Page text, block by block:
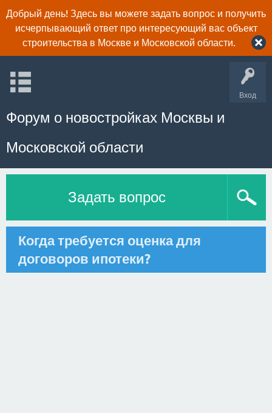
Добрый день! Здесь вы можете задать вопрос и получить
исчерпывающий ответ про интересующий вас объект
строительства в Москве и Московской области.
Вход
Форум о новостройках Москвы и
Московской области
Задать вопрос
Когда требуется оценка для
договоров ипотеки?